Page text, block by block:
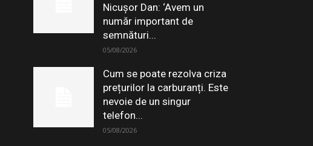
Nicușor Dan: ‘Avem un
număr important de
semnături...
05/08/2026
Cum se poate rezolva criza
prețurilor la carburanți. Este
nevoie de un singur
telefon...
05/08/2026